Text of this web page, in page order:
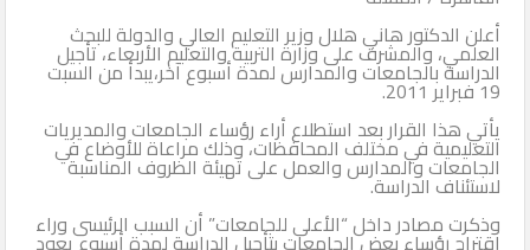
أعلن الدكتور هاني هلال وزير التعليم العالي والدولة للبحث
العلمي‏،‏ والمشرف على وزارة التربية والتعليم الأربعاء، تأجيل
الدراسة بالجامعات والمدارس لمدة أسبوع آخر‏،يبدأ من السبت
19 فبراير 2011.
يأتي هذا القرار بعد استطلاع أراء رؤساء الجامعات والمديريات
التعليمية في مختلف المحافظات، وذلك مراعاة للأوضاع في
الجامعات والمدارس والعمل على تهيئة الظروف المناسبة
لاستئناف الدراسة.
وذكرت مصادر داخل “الأعلى للجامعات” أن السبب الرئيسى وراء
اقتراح رؤساء بعض الجامعات بتأجيل الدراسة لمدة أسبوع يعود